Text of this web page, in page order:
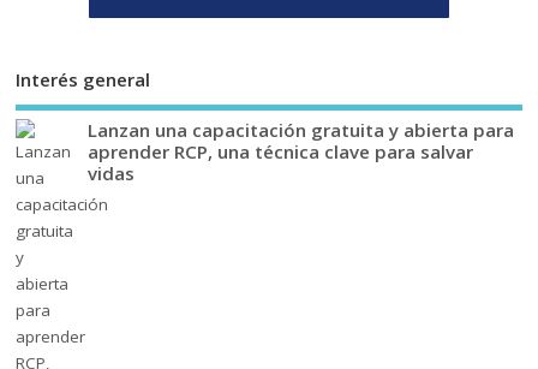
Interés general
Lanzan una capacitación gratuita y abierta para
aprender RCP, una técnica clave para salvar
vidas